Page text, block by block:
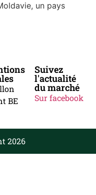
un pays
BE
Suivez
l'actualité
du marché
Sur facebook
2026